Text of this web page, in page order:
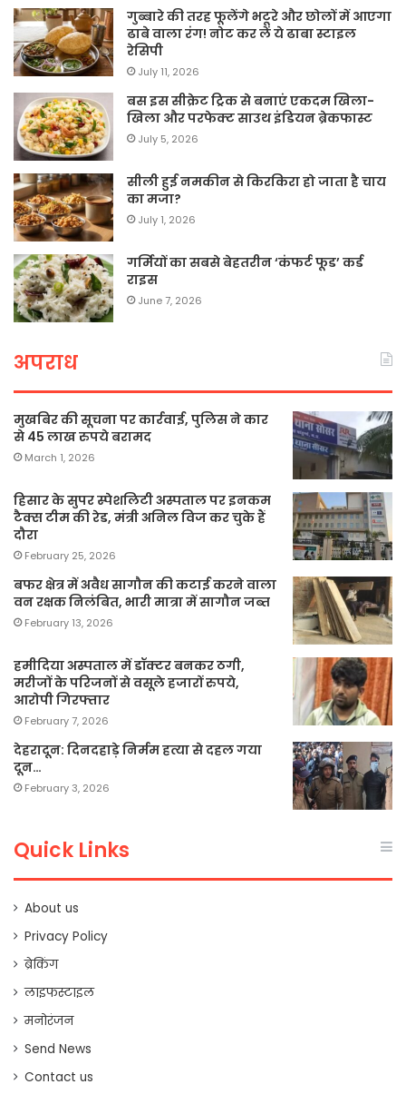
गुब्बारे की तरह फूलेंगे भटूरे और छोलों में आएगा
ढाबे वाला रंग! नोट कर लें ये ढाबा स्टाइल
रेसिपी
July 11, 2026
बस इस सीक्रेट ट्रिक से बनाएं एकदम खिला-
खिला और परफेक्ट साउथ इंडियन ब्रेकफास्ट
July 5, 2026
सीली हुई नमकीन से किरकिरा हो जाता है चाय
का मजा?
July 1, 2026
गर्मियों का सबसे बेहतरीन ‘कंफर्ट फूड’ कर्ड
राइस
June 7, 2026
अपराध
मुखबिर की सूचना पर कार्रवाई, पुलिस ने कार
से 45 लाख रुपये बरामद
March 1, 2026
हिसार के सुपर स्पेशलिटी अस्पताल पर इनकम
टैक्स टीम की रेड, मंत्री अनिल विज कर चुके हैं
दौरा
February 25, 2026
बफर क्षेत्र में अवैध सागौन की कटाई करने वाला
वन रक्षक निलंबित, भारी मात्रा में सागौन जब्त
February 13, 2026
हमीदिया अस्पताल में डॉक्टर बनकर ठगी,
मरीजों के परिजनों से वसूले हजारों रुपये,
आरोपी गिरफ्तार
February 7, 2026
देहरादून: दिनदहाड़े निर्मम हत्या से दहल गया
दून…
February 3, 2026
Quick Links
About us
Privacy Policy
ब्रेकिंग
लाइफस्टाइल
मनोरंजन
Send News
Contact us